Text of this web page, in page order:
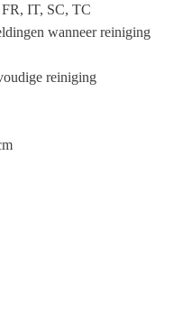
IT, SC, TC
wanneer reiniging
reiniging